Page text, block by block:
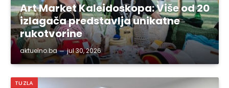
Art Market Kaleidoskopa: Više od 20
izlagača predstavlja unikatne
rukotvorine
aktuelno.ba jul 30, 2026
TUZLA